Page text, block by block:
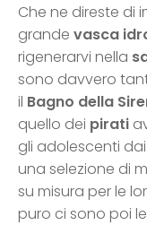
Che ne direste di
grande vasca
rigenerarvi nella
sono davvero
il Bagno della
quello dei pirati
gli adolescenti
una selezione di
su misura per le
puro ci sono poi le